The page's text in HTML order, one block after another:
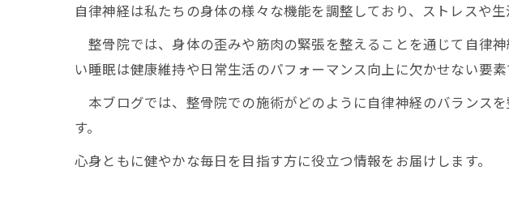
自律神経は私たちの身体の様々な機能を調整しており、ストレスや
整骨院では、身体の歪みや筋肉の緊張を整えることを通じて自律
い睡眠は健康維持や日常生活のパフォーマンス向上に欠かせない要
本ブログでは、整骨院での施術がどのように自律神経のバランス
す。
心身ともに健やかな毎日を目指す方に役立つ情報をお届けします。